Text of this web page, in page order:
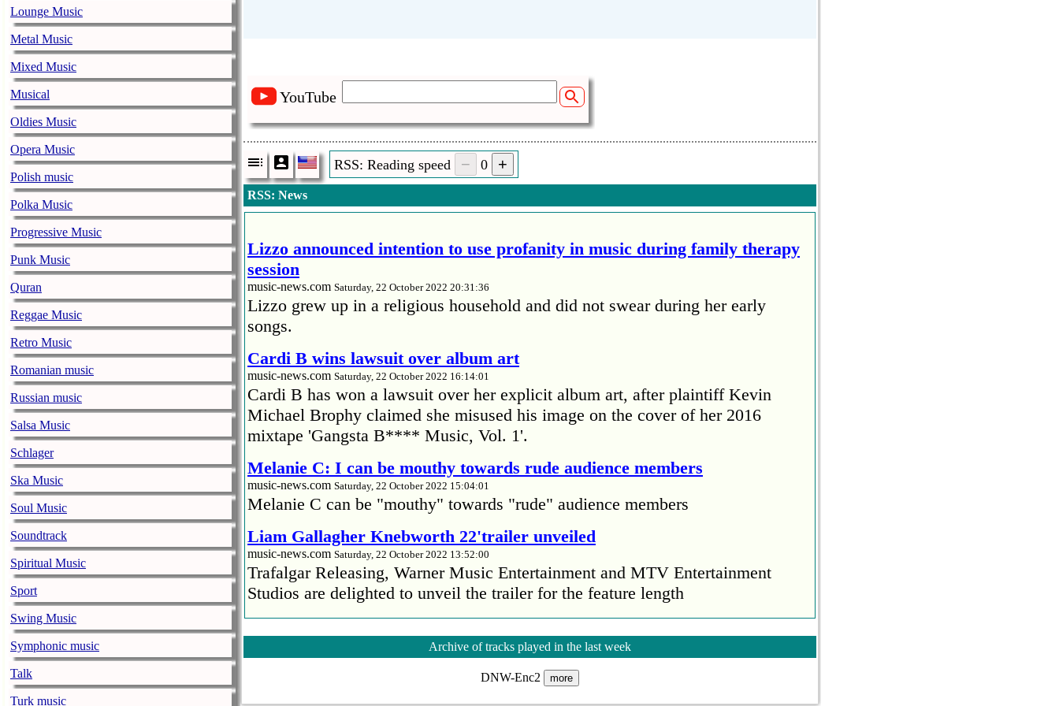
Lounge Music
Metal Music
Mixed Music
Musical
Oldies Music
Opera Music
Polish music
Polka Music
Progressive Music
Punk Music
Quran
Reggae Music
Retro Music
Romanian music
Russian music
Salsa Music
Schlager
Ska Music
Soul Music
Soundtrack
Spiritual Music
Sport
Swing Music
Symphonic music
Talk
Turk music
YouTube
RSS: Reading speed 0
RSS: News
Lizzo announced intention to use profanity in music during family therapy
session
music-news.com Saturday, 22 October 2022 20:31:36
Lizzo grew up in a religious household and did not swear during her early
songs.
Cardi B wins lawsuit over album art
music-news.com Saturday, 22 October 2022 16:14:01
Cardi B has won a lawsuit over her explicit album art, after plaintiff Kevin
Michael Brophy claimed she misused his image on the cover of her 2016
mixtape 'Gangsta B**** Music, Vol. 1'.
Melanie C: I can be mouthy towards rude audience members
music-news.com Saturday, 22 October 2022 15:04:01
Melanie C can be "mouthy" towards "rude" audience members
Liam Gallagher Knebworth 22'trailer unveiled
music-news.com Saturday, 22 October 2022 13:52:00
Trafalgar Releasing, Warner Music Entertainment and MTV Entertainment
Studios are delighted to unveil the trailer for the feature length
Faith No More’s Mike Patton reveals alcohol battle during COVID
Faith No More’s Mike Patton has revealed he battled alcoholism during the
Archive of tracks played in the last week
DNW-Enc2 more